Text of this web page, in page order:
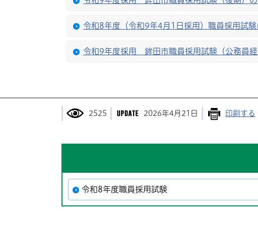
令和8年度（令和9年4月1日採用）職員採用試
令和9年度採用 鉾田市職員採用試験（公務員
2525 2026年4月21日 印刷する
令和8年度職員採用試験